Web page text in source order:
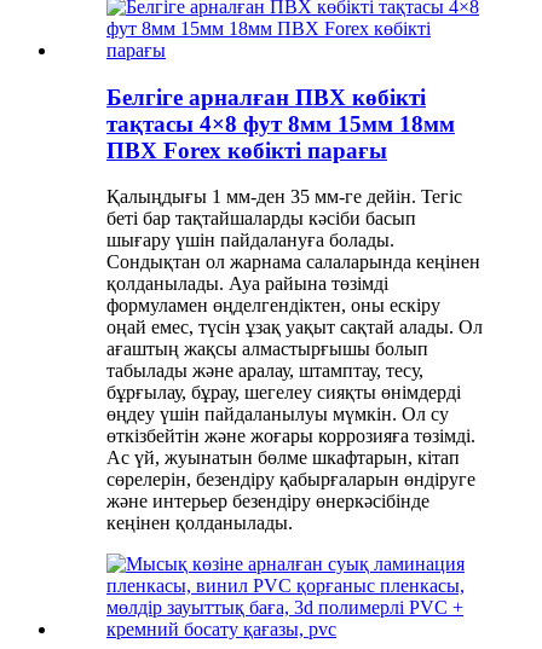
Белгіге арналған ПВХ көбікті
тақтасы 4×8 фут 8мм 15мм 18мм
ПВХ Forex көбікті парағы
Қалыңдығы 1 мм-ден 35 мм-ге дейін. Тегіс
беті бар тақтайшаларды кәсіби басып
шығару үшін пайдалануға болады.
Сондықтан ол жарнама салаларында кеңінен
қолданылады. Ауа райына төзімді
формуламен өңделгендіктен, оны ескіру
оңай емес, түсін ұзақ уақыт сақтай алады. Ол
ағаштың жақсы алмастырғышы болып
табылады және аралау, штамптау, тесу,
бұрғылау, бұрау, шегелеу сияқты өнімдерді
өңдеу үшін пайдаланылуы мүмкін. Ол су
өткізбейтін және жоғары коррозияға төзімді.
Ас үй, жуынатын бөлме шкафтарын, кітап
сөрелерін, безендіру қабырғаларын өндіруге
және интерьер безендіру өнеркәсібінде
кеңінен қолданылады.